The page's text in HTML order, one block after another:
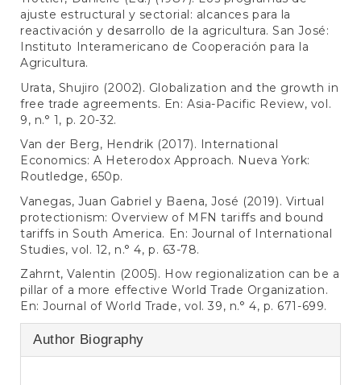
ajuste estructural y sectorial: alcances para la
reactivación y desarrollo de la agricultura. San José:
Instituto Interamericano de Cooperación para la
Agricultura.
Urata, Shujiro (2002). Globalization and the growth in
free trade agreements. En: Asia-Pacific Review, vol.
9, n.° 1, p. 20-32.
Van der Berg, Hendrik (2017). International
Economics: A Heterodox Approach. Nueva York:
Routledge, 650p.
Vanegas, Juan Gabriel y Baena, José (2019). Virtual
protectionism: Overview of MFN tariffs and bound
tariffs in South America. En: Journal of International
Studies, vol. 12, n.° 4, p. 63-78.
Zahrnt, Valentin (2005). How regionalization can be a
pillar of a more effective World Trade Organization.
En: Journal of World Trade, vol. 39, n.° 4, p. 671-699.
Author Biography